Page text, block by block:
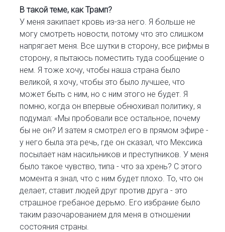
В такой теме, как Трамп?
У меня закипает кровь из-за него. Я больше не
могу смотреть новости, потому что это слишком
напрягает меня. Все шутки в сторону, все рифмы в
сторону, я пытаюсь поместить туда сообщение о
нем. Я тоже хочу, чтобы наша страна было
великой, я хочу, чтобы это было лучшее, что
может быть с ним, но с ним этого не будет. Я
помню, когда он впервые обнюхивал политику, я
подумал: «Мы пробовали все остальное, почему
бы не он? И затем я смотрел его в прямом эфире -
у него была эта речь, где он сказал, что Мексика
посылает нам насильников и преступников. У меня
было такое чувство, типа - что за хрень? С этого
момента я знал, что с ним будет плохо. То, что он
делает, ставит людей друг против друга - это
страшное гребаное дерьмо. Его избрание было
таким разочарованием для меня в отношении
состояния страны.